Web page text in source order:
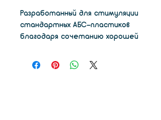
Разработанный для стимуляции
стандартных АБС-пластиков
благодаря сочетанию хорошей
вязкости, QuraGP отлично
подходит для печати точных и